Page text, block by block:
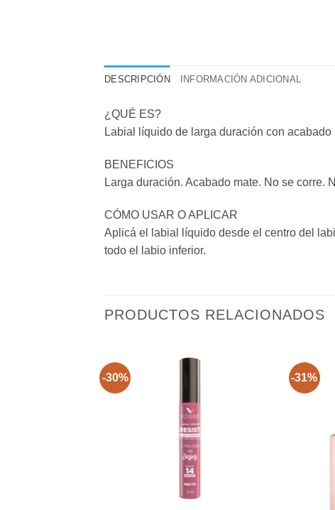
DESCRIPCIÓN INFORMACIÓN ADICIONAL
¿QUÉ ES?
Labial líquido de larga duración con
BENEFICIOS
Larga duración. Acabado mate. No se corre.
CÓMO USAR O APLICAR
Aplicá el labial líquido desde el centro del
todo el labio inferior.
PRODUCTOS RELACIONADOS
-30% -31%